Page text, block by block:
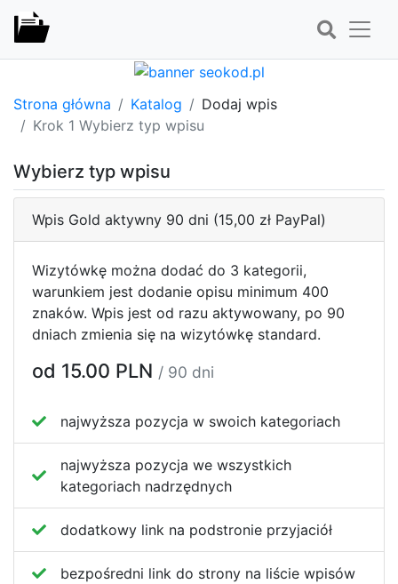
Strona główna Katalog
Dodaj wpis
Krok 1 Wybierz typ wpisu
Wybierz typ wpisu
Wpis Gold aktywny 90 dni (15,00 zł PayPal)
Wizytówkę można dodać do 3 kategorii,
warunkiem jest dodanie opisu minimum 400
znaków. Wpis jest od razu aktywowany, po 90
dniach zmienia się na wizytówkę standard.
od 15.00 PLN / 90 dni
najwyższa pozycja w swoich kategoriach
najwyższa pozycja we wszystkich
kategoriach nadrzędnych
dodatkowy link na podstronie przyjaciół
bezpośredni link do strony na liście wpisów